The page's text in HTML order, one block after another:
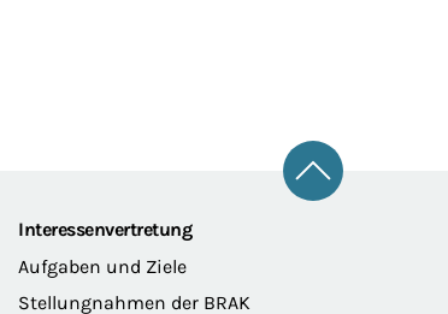
Zum
Interessenvertretung
Aufgaben und Ziele
Stellungnahmen der BRAK